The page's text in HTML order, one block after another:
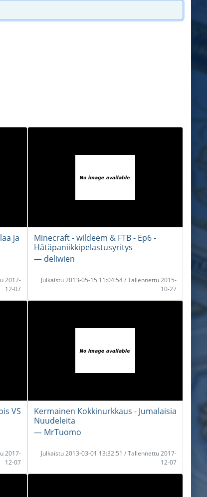
ja
2017-
12-07
Minecraft - wildeem & FTB - Ep6 -
Hätäpaniikkipelastusyritys
― deliwien
Julkaistu 2013-05-15 11:04:54 / Tallennettu 2015-
10-27
VS
2017-
12-07
Kermainen Kokkinurkkaus - Jumalaisia
Nuudeleita
― MrTuomo
Julkaistu 2013-03-01 13:32:51 / Tallennettu 2017-
12-07